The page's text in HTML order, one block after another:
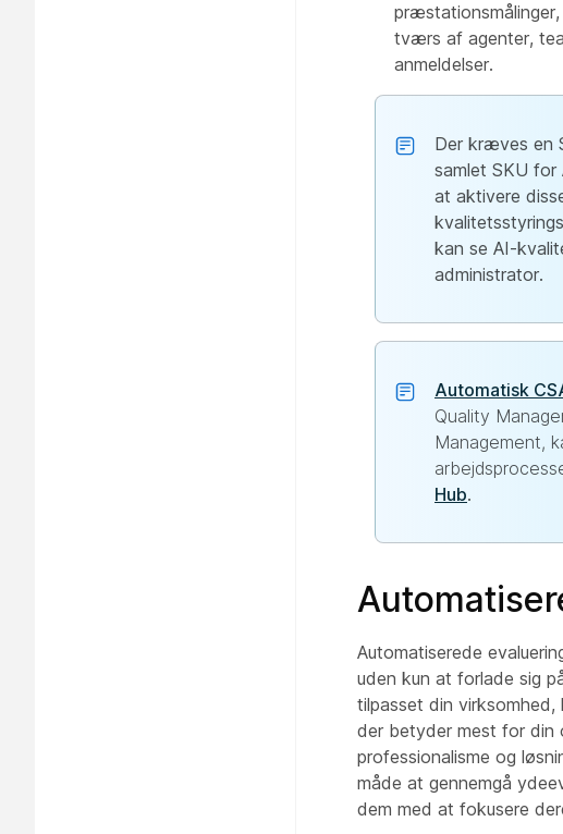
tværs af agenter,
anmeldelser.
Der kræves en
samlet SKU
at aktivere
kan se AI-
administrator.
Automatisk
Quality
Management,
Hub.
Automatiserede
uden kun at forlade sig
tilpasset din
der betyder mest for din
professionalisme og
måde at gennemgå
dem med at fokusere